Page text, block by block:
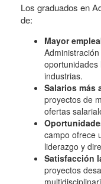
Los graduados en
de:
Mayor
industrias.
Salarios más
proyectos de
ofertas
campo ofrece
liderazgo y
Satisfacción
proyectos